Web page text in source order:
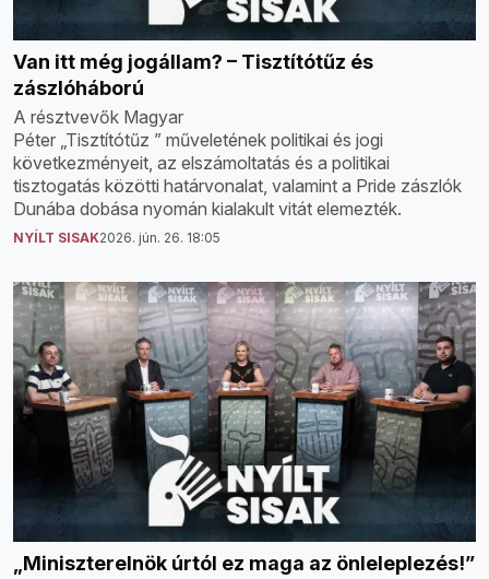
Van itt még jogállam? – Tisztítótűz és
zászlóháború
A résztvevők Magyar
Péter „Tisztítótűz ” műveletének politikai és jogi
következményeit, az elszámoltatás és a politikai
tisztogatás közötti határvonalat, valamint a Pride zászlók
Dunába dobása nyomán kialakult vitát elemezték.
NYÍLT SISAK2026. jún. 26. 18:05
„Miniszterelnök úrtól ez maga az önleleplezés!”